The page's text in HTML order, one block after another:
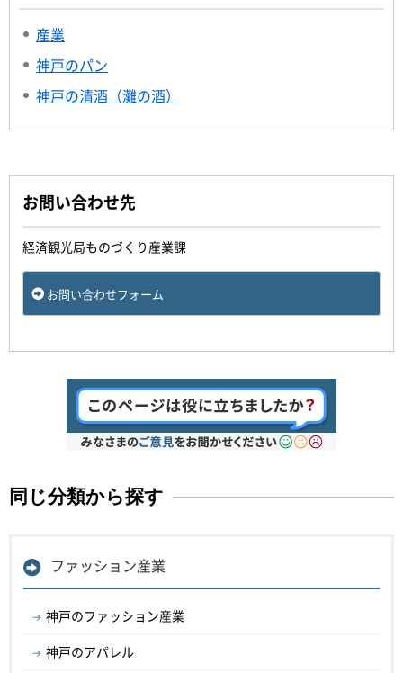
産業
神戸のパン
神戸の清酒（灘の酒）
お問い合わせ先
経済観光局ものづくり産業課
お問い合わせフォーム
同じ分類から探す
ファッション産業
神戸のファッション産業
神戸のアパレル